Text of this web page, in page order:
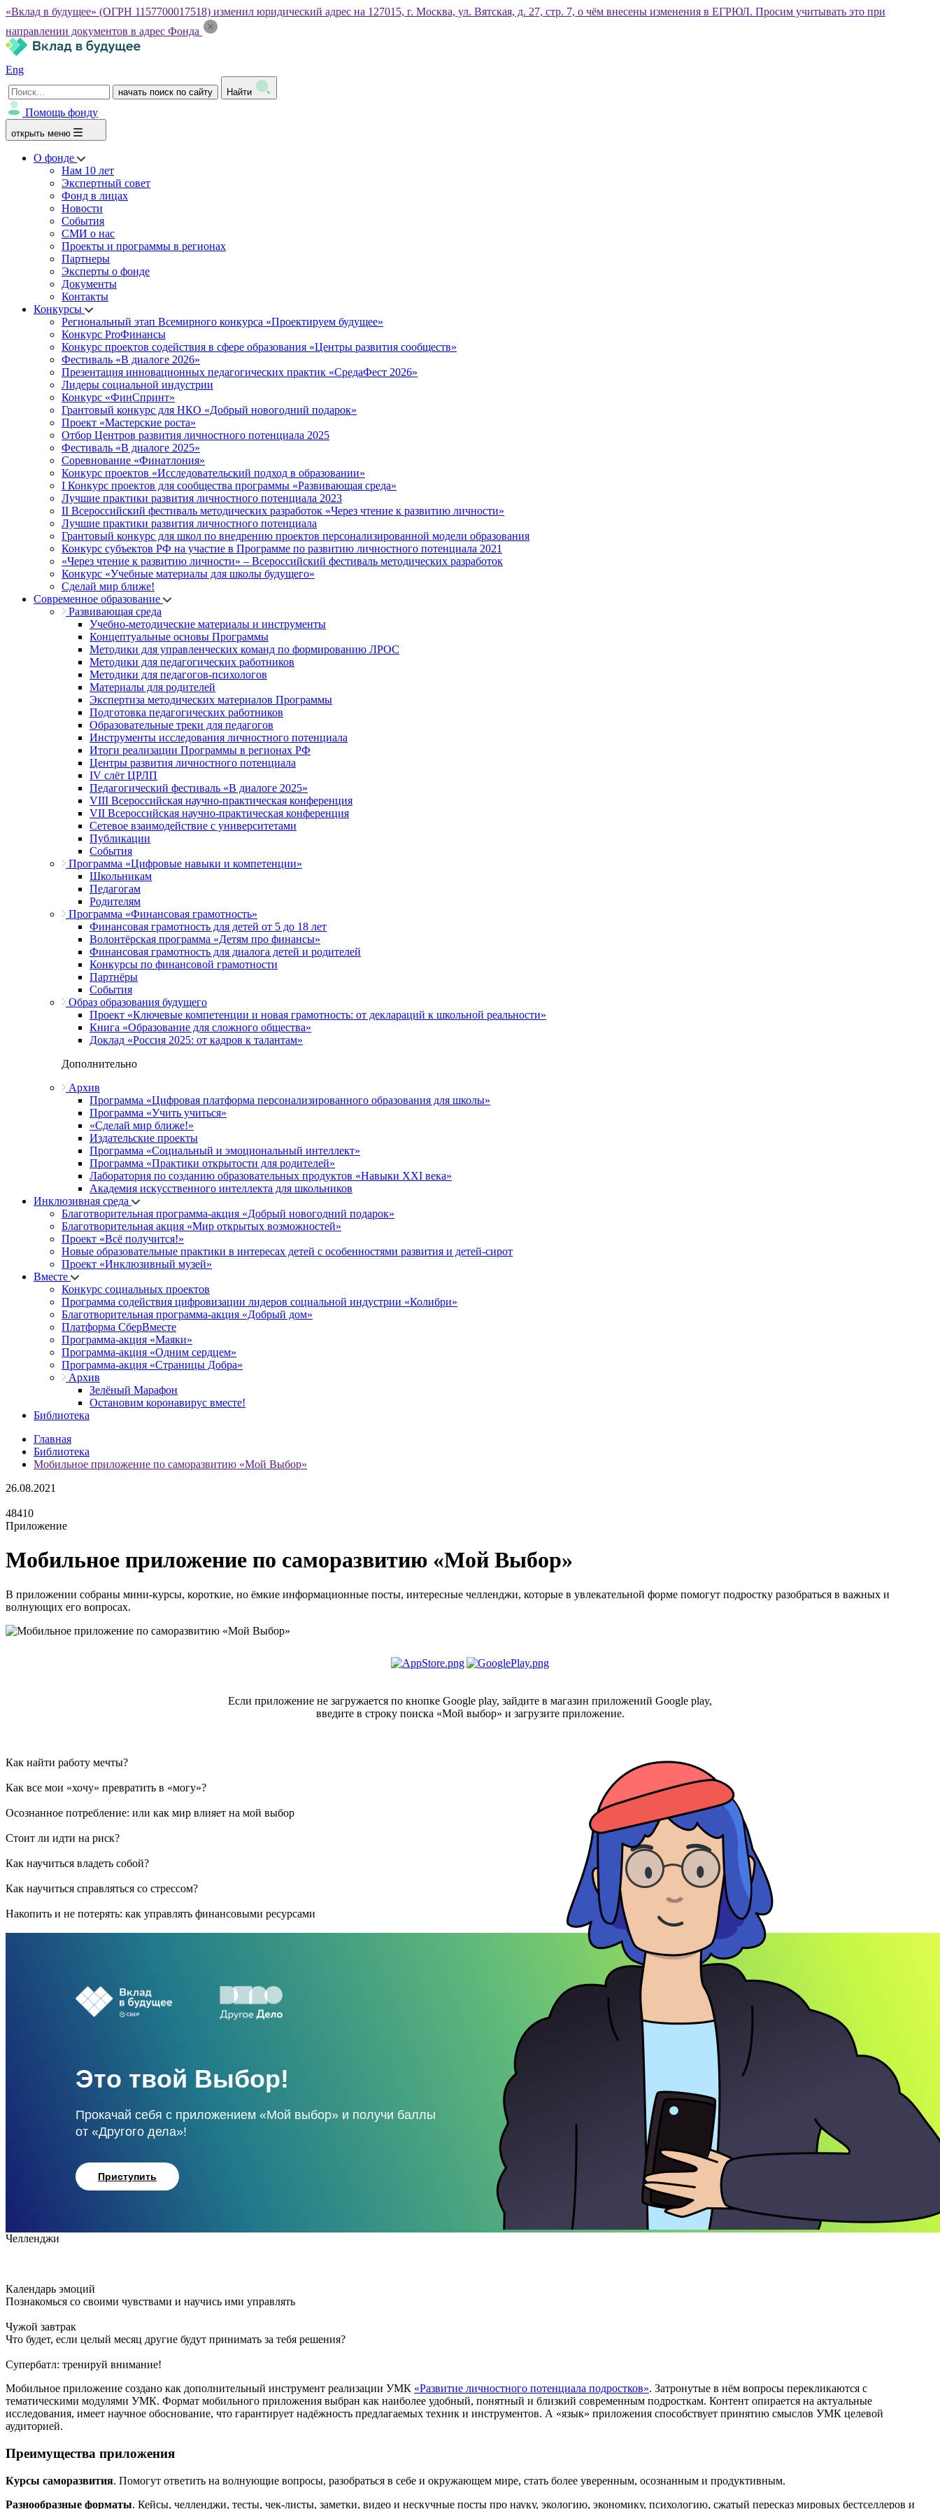
«Вклад в будущее» (ОГРН 1157700017518) изменил юридический адрес на 127015, г. Москва, ул. Вятская, д. 27, стр. 7, о чём внесены изменения в ЕГРЮЛ. Просим учитывать это при
направлении документов в адрес Фонда
Eng
начать поиск по сайту Найти
Помощь фонду
открыть меню
О фонде
Нам 10 лет
Экспертный совет
Фонд в лицах
Новости
События
СМИ о нас
Проекты и программы в регионах
Партнеры
Эксперты о фонде
Документы
Контакты
Конкурсы
Региональный этап Всемирного конкурса «Проектируем будущее»
Конкурс ProФинансы
Конкурс проектов содействия в сфере образования «Центры развития сообществ»
Фестиваль «В диалоге 2026»
Презентация инновационных педагогических практик «СредаФест 2026»
Лидеры социальной индустрии
Конкурс «ФинСпринт»
Грантовый конкурс для НКО «Добрый новогодний подарок»
Проект «Мастерские роста»
Отбор Центров развития личностного потенциала 2025
Фестиваль «В диалоге 2025»
Соревнование «Финатлония»
Конкурс проектов «Исследовательский подход в образовании»
I Конкурс проектов для сообщества программы «Развивающая среда»
Лучшие практики развития личностного потенциала 2023
II Всероссийский фестиваль методических разработок «Через чтение к развитию личности»
Лучшие практики развития личностного потенциала
Грантовый конкурс для школ по внедрению проектов персонализированной модели образования
Конкурс субъектов РФ на участие в Программе по развитию личностного потенциала 2021
«Через чтение к развитию личности» – Всероссийский фестиваль методических разработок
Конкурс «Учебные материалы для школы будущего»
Сделай мир ближе!
Современное образование
Развивающая среда
Учебно-методические материалы и инструменты
Концептуальные основы Программы
Методики для управленческих команд по формированию ЛРОС
Методики для педагогических работников
Методики для педагогов-психологов
Материалы для родителей
Экспертиза методических материалов Программы
Подготовка педагогических работников
Образовательные треки для педагогов
Инструменты исследования личностного потенциала
Итоги реализации Программы в регионах РФ
Центры развития личностного потенциала
IV слёт ЦРЛП
Педагогический фестиваль «В диалоге 2025»
VIII Всероссийская научно-практическая конференция
VII Всероссийская научно-практическая конференция
Сетевое взаимодействие с университетами
Публикации
События
Программа «Цифровые навыки и компетенции»
Школьникам
Педагогам
Родителям
Программа «Финансовая грамотность»
Финансовая грамотность для детей от 5 до 18 лет
Волонтёрская программа «Детям про финансы»
Финансовая грамотность для диалога детей и родителей
Конкурсы по финансовой грамотности
Партнёры
События
Образ образования будущего
Проект «Ключевые компетенции и новая грамотность: от деклараций к школьной реальности»
Книга «Образование для сложного общества»
Доклад «Россия 2025: от кадров к талантам»
Дополнительно
Архив
Программа «Цифровая платформа персонализированного образования для школы»
Программа «Учить учиться»
«Сделай мир ближе!»
Издательские проекты
Программа «Социальный и эмоциональный интеллект»
Программа «Практики открытости для родителей»
Лаборатория по созданию образовательных продуктов «Навыки XXI века»
Академия искусственного интеллекта для школьников
Инклюзивная среда
Благотворительная программа-акция «Добрый новогодний подарок»
Благотворительная акция «Мир открытых возможностей»
Проект «Всё получится!»
Новые образовательные практики в интересах детей с особенностями развития и детей-сирот
Проект «Инклюзивный музей»
Вместе
Конкурс социальных проектов
Программа содействия цифровизации лидеров социальной индустрии «Колибри»
Благотворительная программа-акция «Добрый дом»
Платформа СберВместе
Программа-акция «Маяки»
Программа-акция «Одним сердцем»
Программа-акция «Страницы Добра»
Архив
Зелёный Марафон
Остановим коронавирус вместе!
Библиотека
Главная
Библиотека
Мобильное приложение по саморазвитию «Мой Выбор»
26.08.2021
48410
Приложение
Мобильное приложение по саморазвитию «Мой Выбор»
В приложении собраны мини-курсы, короткие, но ёмкие информационные посты, интересные челленджи, которые в увлекательной форме помогут подростку разобраться в важных и
волнующих его вопросах.
Если приложение не загружается по кнопке Google play, зайдите в магазин приложений Google play,
введите в строку поиска «Мой выбор» и загрузите приложение.
Как найти работу мечты?
Как все мои «хочу» превратить в «могу»?
Осознанное потребление: или как мир влияет на мой выбор
Стоит ли идти на риск?
Как научиться владеть собой?
Как научиться справляться со стрессом?
Накопить и не потерять: как управлять финансовыми ресурсами
Это твой Выбор!
Прокачай себя с приложением «Мой выбор» и получи баллы
от «Другого дела»!
Приступить
Челленджи
Календарь эмоций
Познакомься со своими чувствами и научись ими управлять
Чужой завтрак
Что будет, если целый месяц другие будут принимать за тебя решения?
Супербатл: тренируй внимание!
Мобильное приложение создано как дополнительный инструмент реализации УМК «Развитие личностного потенциала подростков». Затронутые в нём вопросы перекликаются с
тематическими модулями УМК. Формат мобильного приложения выбран как наиболее удобный, понятный и близкий современным подросткам. Контент опирается на актуальные
исследования, имеет научное обоснование, что гарантирует надёжность предлагаемых техник и инструментов. А «язык» приложения способствует принятию смыслов УМК целевой
аудиторией.
Преимущества приложения
Курсы саморазвития. Помогут ответить на волнующие вопросы, разобраться в себе и окружающем мире, стать более уверенным, осознанным и продуктивным.
Разнообразные форматы. Кейсы, челленджи, тесты, чек-листы, заметки, видео и нескучные посты про науку, экологию, экономику, психологию, сжатый пересказ мировых бестселлеров и